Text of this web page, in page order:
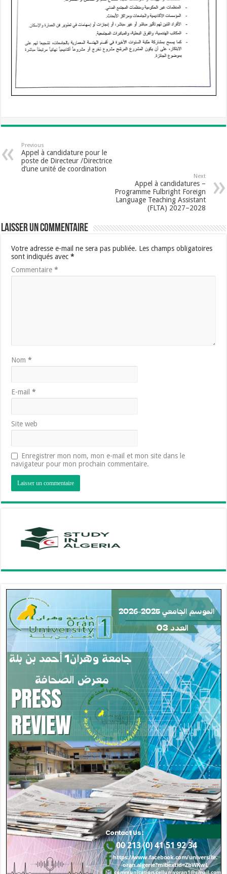
Previous
Appel à candidature pour le
poste de Directeur /Directrice
d’une unité de coordination
Next
Appel à candidatures –
Programme Fulbright Foreign
Language Teaching Assistant
(FLTA) 2027–2028
Laisser un commentaire
Votre adresse e-mail ne sera pas publiée. Les champs obligatoires
sont indiqués avec*
Commentaire*
Nom*
E-mail*
Site web
Enregistrer mon nom, mon e-mail et mon site dans le
navigateur pour mon prochain commentaire.